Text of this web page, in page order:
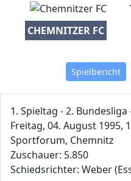
CHEMNITZER FC
Spielbericht
1. Spieltag - 2.
Freitag, 04. August 1995,
Sportforum, Chemnitz
Zuschauer: 5.850
Schiedsrichter: Weber